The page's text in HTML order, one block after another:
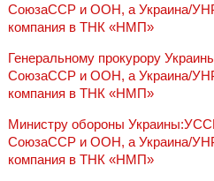
СоюзаССР и ООН, а Украина/УНР
компания в ТНК «НМП»
Генеральному прокурору
СоюзаССР и ООН, а Украина/УНР
компания в ТНК «НМП»
Министру обороны
СоюзаССР и ООН, а Украина/УНР
компания в ТНК «НМП»